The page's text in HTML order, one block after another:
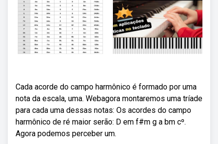
Cada acorde do campo harmônico é formado por uma
nota da escala, uma. Webagora montaremos uma tríade
para cada uma dessas notas: Os acordes do campo
harmônico de ré maior serão: D em f#m g a bm cº.
Agora podemos perceber um.